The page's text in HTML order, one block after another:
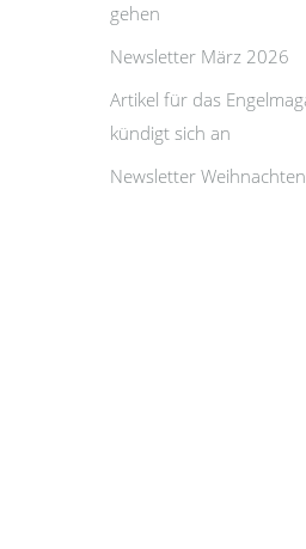
gehen
Newsletter März 2026
Artikel für das
kündigt sich an
Newsletter